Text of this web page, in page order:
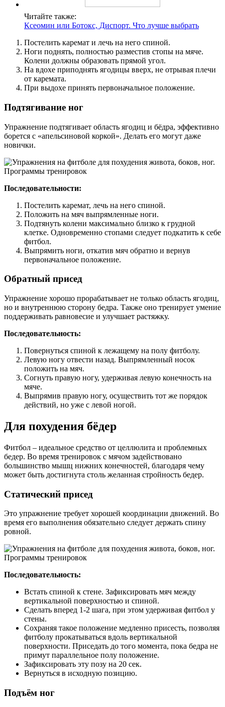
Читайте также:
Ксеомин или Ботокс, Диспорт. Что лучше выбрать
Постелить каремат и лечь на него спиной.
Ноги поднять, полностью разместив стопы на мяче.
Колени должны образовать прямой угол.
На вдохе приподнять ягодицы вверх, не отрывая плечи
от каремата.
При выдохе принять первоначальное положение.
Подтягивание ног
Упражнение подтягивает область ягодиц и бёдра, эффективно
борется с «апельсиновой коркой». Делать его могут даже
новички.
Последовательности:
Постелить каремат, лечь на него спиной.
Положить на мяч выпрямленные ноги.
Подтянуть колени максимально близко к грудной
клетке. Одновременно стопами следует подкатить к себе
фитбол.
Выпрямить ноги, откатив мяч обратно и вернув
первоначальное положение.
Обратный присед
Упражнение хорошо прорабатывает не только область ягодиц,
но и внутреннюю сторону бедра. Также оно тренирует умение
поддерживать равновесие и улучшает растяжку.
Последовательность:
Повернуться спиной к лежащему на полу фитболу.
Левую ногу отвести назад. Выпрямленный носок
положить на мяч.
Согнуть правую ногу, удерживая левую конечность на
мяче.
Выпрямив правую ногу, осуществить тот же порядок
действий, но уже с левой ногой.
Для похудения бёдер
Фитбол – идеальное средство от целлюлита и проблемных
бедер. Во время тренировок с мячом задействовано
большинство мышц нижних конечностей, благодаря чему
может быть достигнута столь желанная стройность бедер.
Статический присед
Это упражнение требует хорошей координации движений. Во
время его выполнения обязательно следует держать спину
ровной.
Последовательность:
Встать спиной к стене. Зафиксировать мяч между
вертикальной поверхностью и спиной.
Сделать вперед 1-2 шага, при этом удерживая фитбол у
стены.
Сохраняя такое положение медленно присесть, позволяя
фитболу прокатываться вдоль вертикальной
поверхности. Приседать до того момента, пока бедра не
примут параллельное полу положение.
Зафиксировать эту позу на 20 сек.
Вернуться в исходную позицию.
Подъём ног